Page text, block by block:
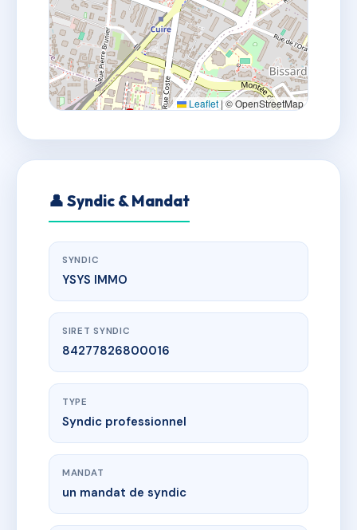
Leaflet | © OpenStreetMap
👤 Syndic & Mandat
SYNDIC
YSYS IMMO
SIRET SYNDIC
84277826800016
TYPE
Syndic professionnel
MANDAT
un mandat de syndic